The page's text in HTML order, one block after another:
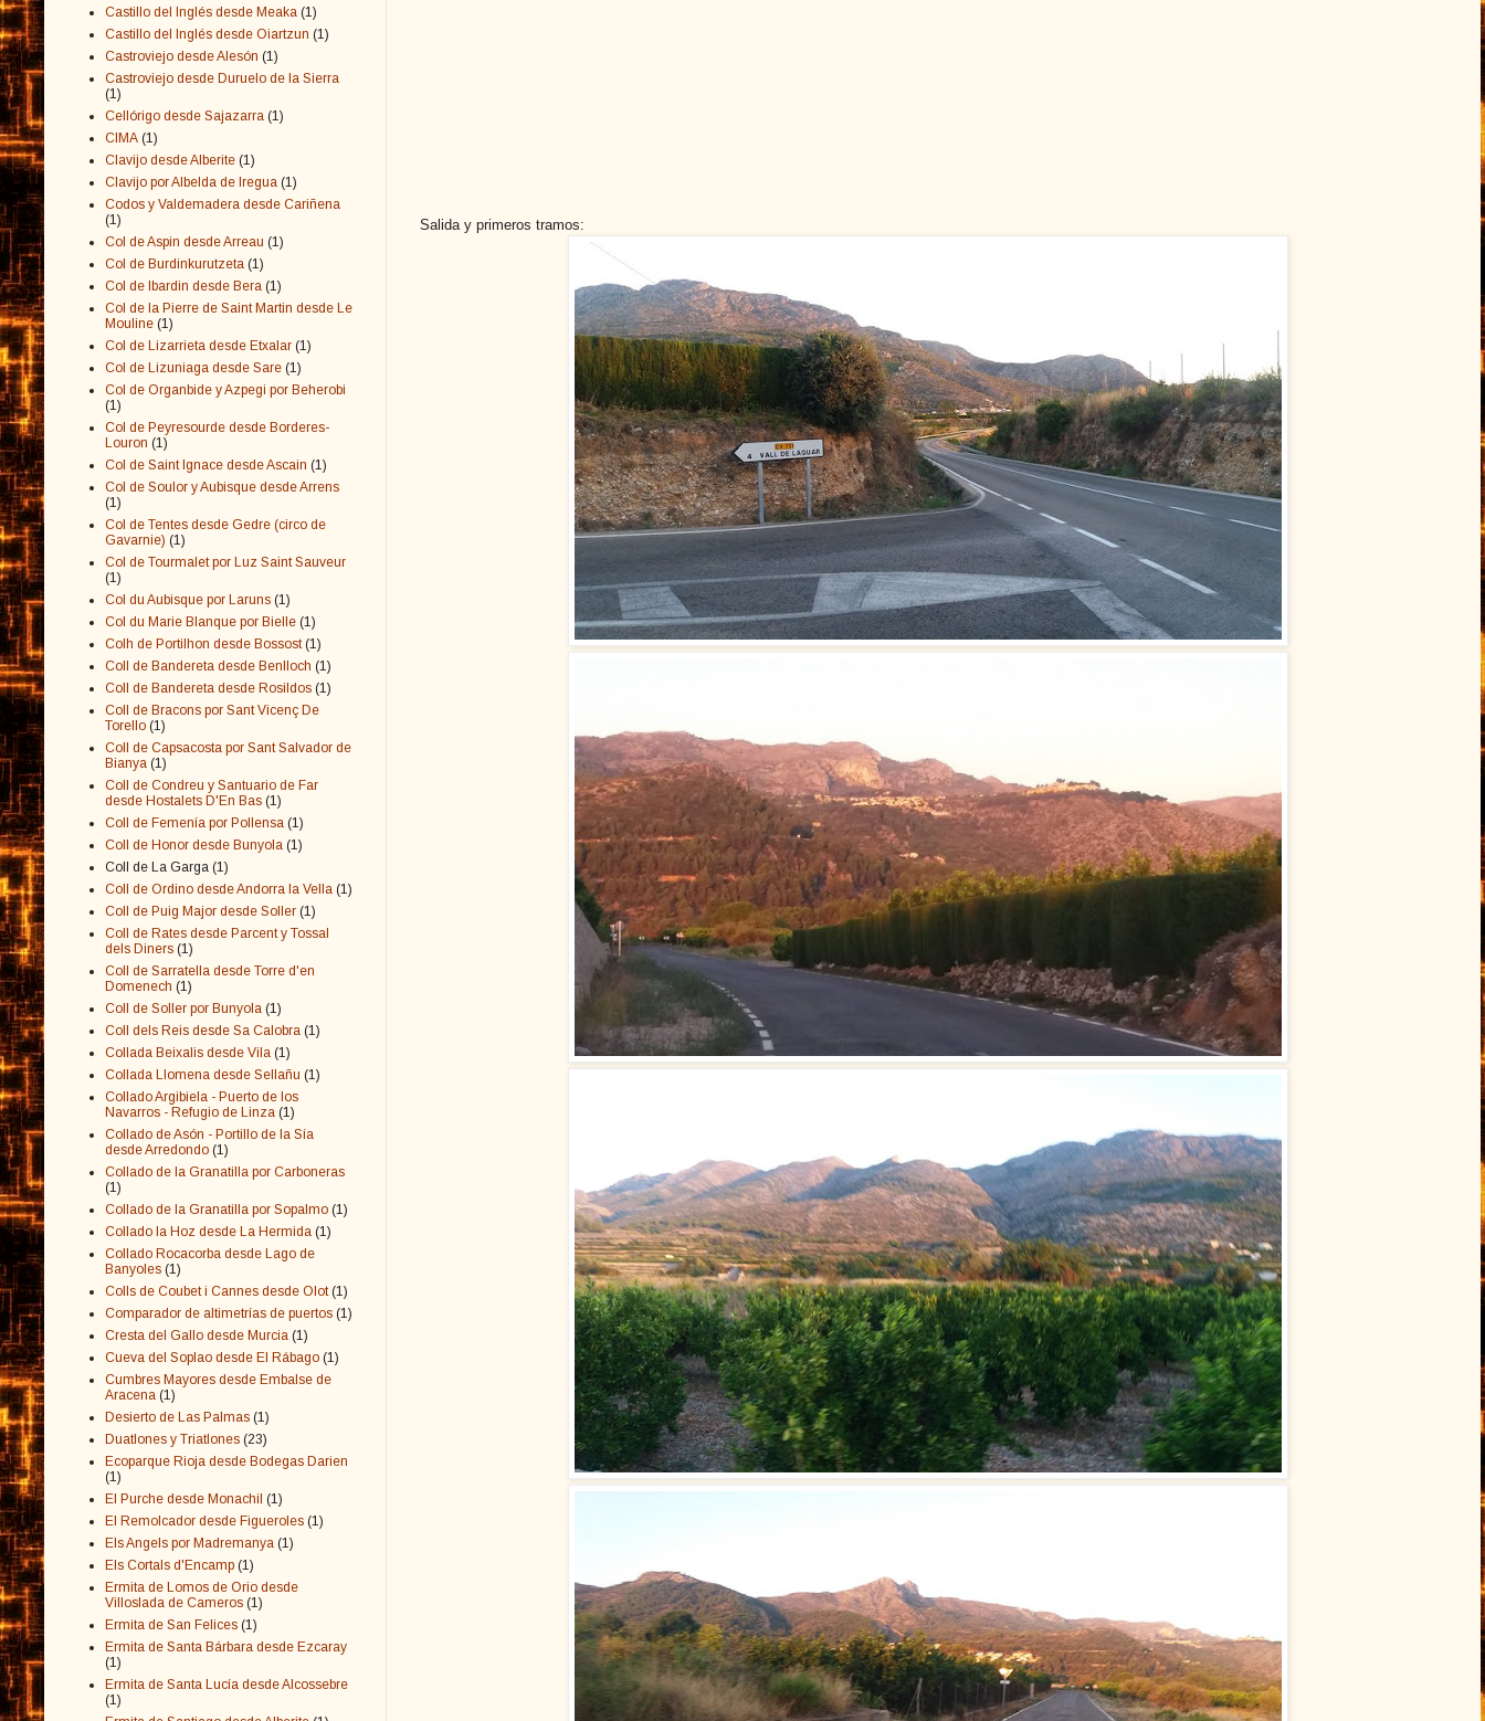
Salida y primeros tramos:
Castillo del Inglés desde Meaka (1)
Castillo del Inglés desde Oiartzun (1)
Castroviejo desde Alesón (1)
Castroviejo desde Duruelo de la Sierra
(1)
Cellórigo desde Sajazarra (1)
CIMA (1)
Clavijo desde Alberite (1)
Clavijo por Albelda de Iregua (1)
Codos y Valdemadera desde Cariñena
(1)
Col de Aspin desde Arreau (1)
Col de Burdinkurutzeta (1)
Col de Ibardin desde Bera (1)
Col de la Pierre de Saint Martin desde Le
Mouline (1)
Col de Lizarrieta desde Etxalar (1)
Col de Lizuniaga desde Sare (1)
Col de Organbide y Azpegi por Beherobi
(1)
Col de Peyresourde desde Borderes-
Louron (1)
Col de Saint Ignace desde Ascain (1)
Col de Soulor y Aubisque desde Arrens
(1)
Col de Tentes desde Gedre (circo de
Gavarnie) (1)
Col de Tourmalet por Luz Saint Sauveur
(1)
Col du Aubisque por Laruns (1)
Col du Marie Blanque por Bielle (1)
Colh de Portilhon desde Bossost (1)
Coll de Bandereta desde Benlloch (1)
Coll de Bandereta desde Rosildos (1)
Coll de Bracons por Sant Vicenç De
Torello (1)
Coll de Capsacosta por Sant Salvador de
Bianya (1)
Coll de Condreu y Santuario de Far
desde Hostalets D'En Bas (1)
Coll de Femenía por Pollensa (1)
Coll de Honor desde Bunyola (1)
Coll de La Garga (1)
Coll de Ordino desde Andorra la Vella (1)
Coll de Puig Major desde Soller (1)
Coll de Rates desde Parcent y Tossal
dels Diners (1)
Coll de Sarratella desde Torre d'en
Domenech (1)
Coll de Soller por Bunyola (1)
Coll dels Reis desde Sa Calobra (1)
Collada Beixalis desde Vila (1)
Collada Llomena desde Sellañu (1)
Collado Argibiela - Puerto de los
Navarros - Refugio de Linza (1)
Collado de Asón - Portillo de la Sía
desde Arredondo (1)
Collado de la Granatilla por Carboneras
(1)
Collado de la Granatilla por Sopalmo (1)
Collado la Hoz desde La Hermida (1)
Collado Rocacorba desde Lago de
Banyoles (1)
Colls de Coubet i Cannes desde Olot (1)
Comparador de altimetrías de puertos (1)
Cresta del Gallo desde Murcia (1)
Cueva del Soplao desde El Rábago (1)
Cumbres Mayores desde Embalse de
Aracena (1)
Desierto de Las Palmas (1)
Duatlones y Triatlones (23)
Ecoparque Rioja desde Bodegas Darien
(1)
El Purche desde Monachil (1)
El Remolcador desde Figueroles (1)
Els Angels por Madremanya (1)
Els Cortals d'Encamp (1)
Ermita de Lomos de Orio desde
Villoslada de Cameros (1)
Ermita de San Felices (1)
Ermita de Santa Bárbara desde Ezcaray
(1)
Ermita de Santa Lucía desde Alcossebre
(1)